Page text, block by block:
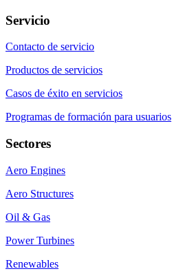
Servicio
Contacto de servicio
Productos de servicios
Casos de éxito en servicios
Programas de formación para usuarios
Sectores
Aero Engines
Aero Structures
Oil & Gas
Power Turbines
Renewables